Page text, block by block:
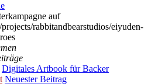
auf
rabbitandbearstudios/eiyuden-
Digitales Artbook für Backer
Neuester Beitrag